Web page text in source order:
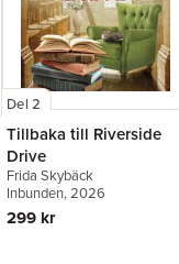
Del 2
Tillbaka till Riverside
Drive
Frida Skybäck
Inbunden, 2026
299 kr